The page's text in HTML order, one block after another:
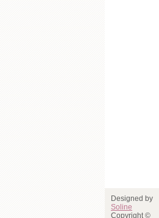
Designed by
Soline
Copyright ©